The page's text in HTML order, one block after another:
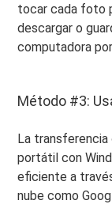
tocar cada foto
descargar o
computadora
Método #3:
La
portátil con
eficiente a
nube como